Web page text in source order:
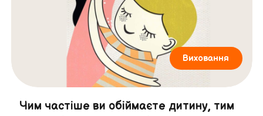
Виховання
Чим частіше ви обіймаєте дитину, тим